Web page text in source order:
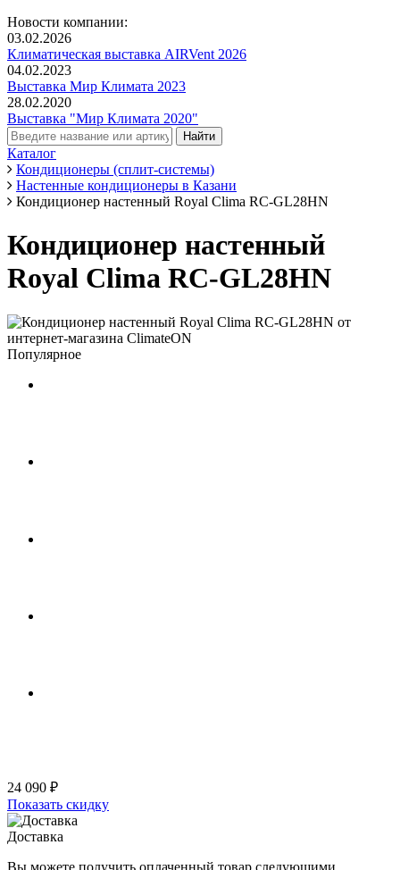
Новости компании:
03.02.2026
Климатическая выставка AIRVent 2026
04.02.2023
Выставка Мир Климата 2023
28.02.2020
Выставка "Мир Климата 2020"
Каталог
Кондиционеры (сплит-системы)
Настенные кондиционеры в Казани
Кондиционер настенный Royal Clima RC-GL28HN
Кондиционер настенный
Royal Clima RC-GL28HN
Популярное
24 090 ₽
Показать скидку
Доставка
Вы можете получить оплаченный товар следующими